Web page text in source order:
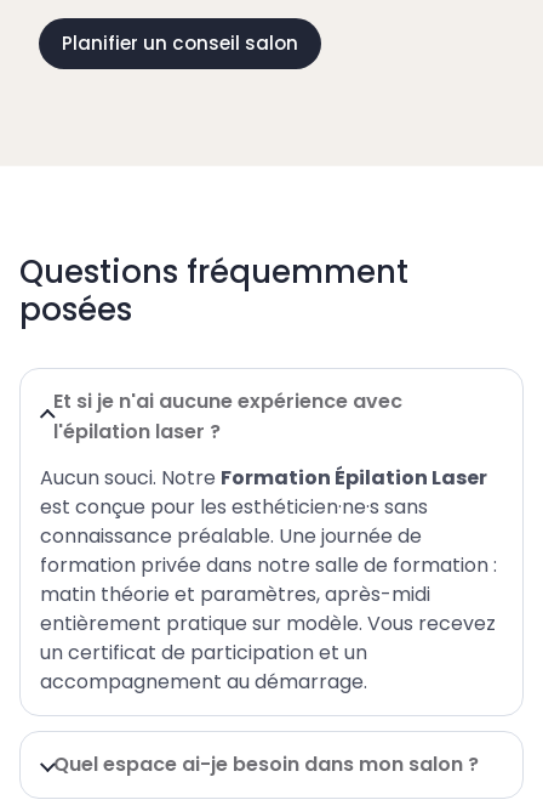
Planifier un conseil salon
Questions fréquemment
posées
Et si je n'ai aucune expérience avec
l'épilation laser ?
Aucun souci. Notre Formation Épilation Laser
est conçue pour les esthéticien·ne·s sans
connaissance préalable. Une journée de
formation privée dans notre salle de formation :
matin théorie et paramètres, après-midi
entièrement pratique sur modèle. Vous recevez
un certificat de participation et un
accompagnement au démarrage.
Quel espace ai-je besoin dans mon salon ?